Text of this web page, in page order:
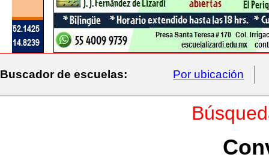
Buscador de escuelas: Por ubicación